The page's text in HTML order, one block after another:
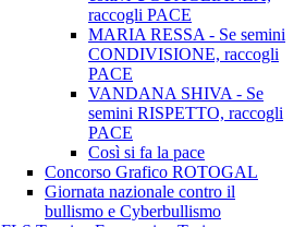
raccogli PACE
MARIA RESSA - Se semini
CONDIVISIONE, raccogli
PACE
VANDANA SHIVA - Se
semini RISPETTO, raccogli
PACE
Così si fa la pace
Concorso Grafico ROTOGAL
Giornata nazionale contro il
bullismo e Cyberbullismo